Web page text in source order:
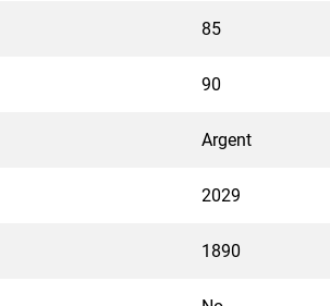
85
90
Argent
2029
1890